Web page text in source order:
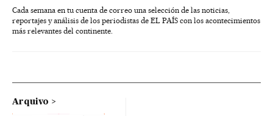
Cada semana en tu cuenta de correo una selección de las noticias,
reportajes y análisis de los periodistas de EL PAÍS con los acontecimientos
más relevantes del continente.
Arquivo